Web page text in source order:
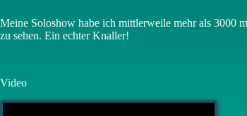
Meine Soloshow habe ich mittlerweile mehr als 3000
zu sehen. Ein echter Knaller!
Video